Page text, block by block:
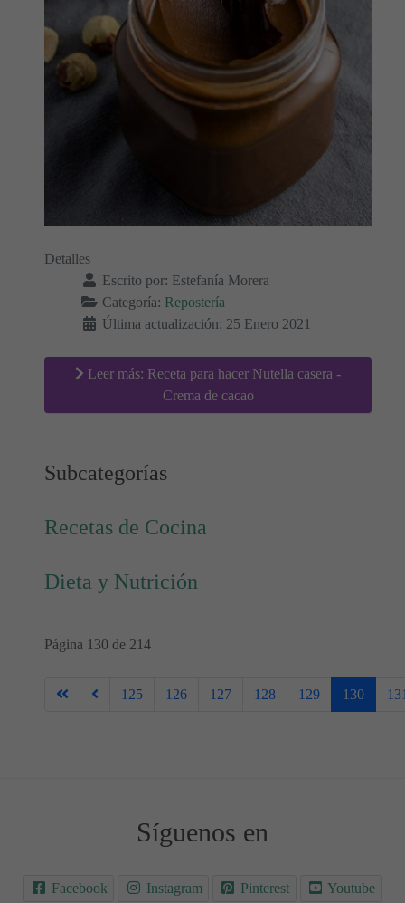
Detalles
Escrito por: Estefanía Morera
Categoría: Repostería
Última actualización: 25 Enero 2021
Leer más: Receta para hacer Nutella casera -
Crema de cacao
Subcategorías
Recetas de Cocina
Dieta y Nutrición
Página 130 de 214
125 126 127 128 129 130
Síguenos en
Facebook Instagram Pinterest Youtube